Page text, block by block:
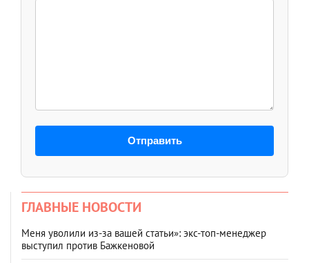
Отправить
ГЛАВНЫЕ НОВОСТИ
Меня уволили из-за вашей статьи»: экс-топ-менеджер
выступил против Бажкеновой